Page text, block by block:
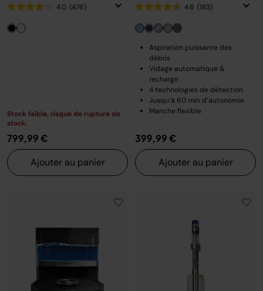
4.0 (476)
Stock faible, risque de rupture de
stock.
799,99 €
Ajouter au panier
4.6 (183)
Aspiration puissante des
débris
Vidage automatique &
recharge
4 technologies de détection
Jusqu’à 60 min d’autonomie
Manche flexible
399,99 €
Ajouter au panier